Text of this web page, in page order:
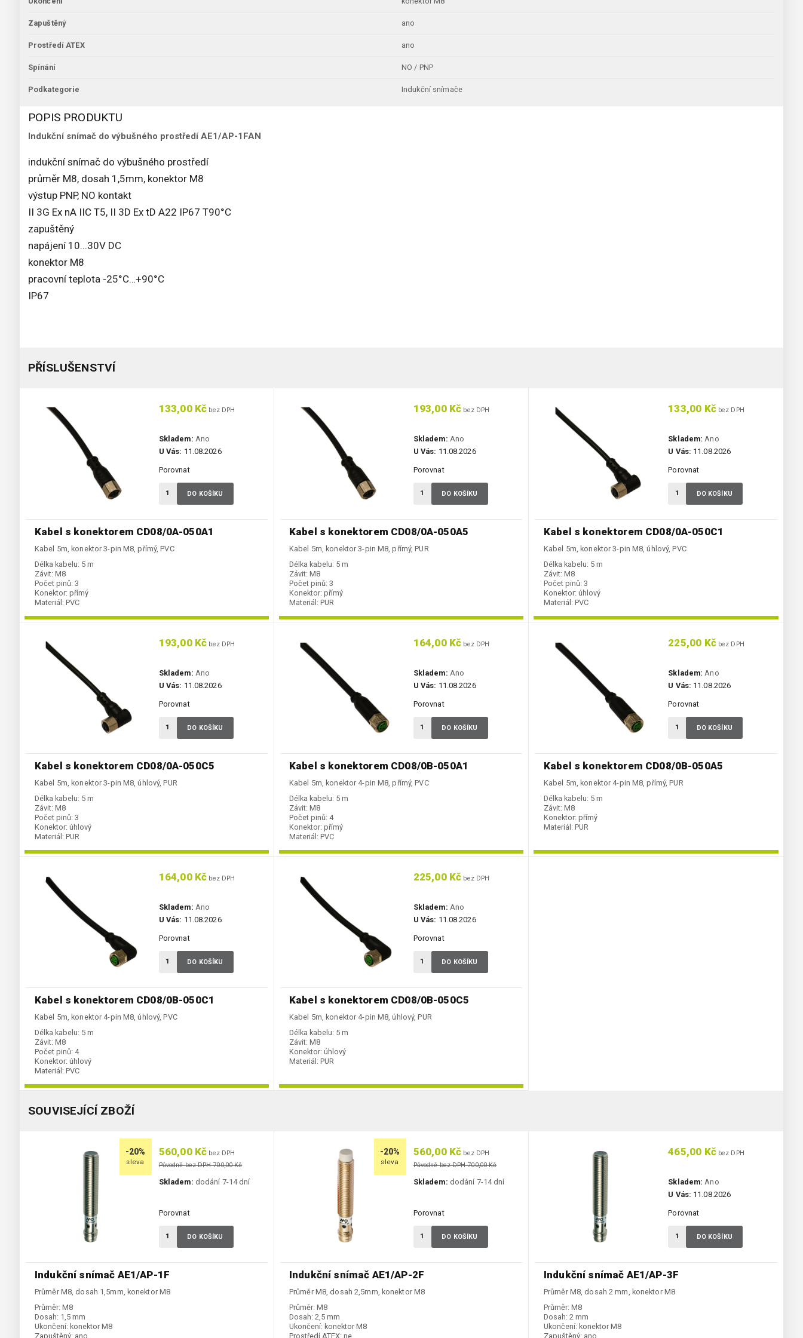
Zapuštěný ano
Prostředí ATEX ano
Spínání NO / PNP
Podkategorie Indukční snímače
POPIS PRODUKTU
Indukční snímač do výbušného prostředí AE1/AP-1FAN
indukční snímač do výbušného prostředí
průměr M8, dosah 1,5mm, konektor M8
výstup PNP, NO kontakt
II 3G Ex nA IIC T5, II 3D Ex tD A22 IP67 T90°C
zapuštěný
napájení 10...30V DC
konektor M8
pracovní teplota -25°C…+90°C
IP67
PŘÍSLUŠENSTVÍ
Kabel s konektorem CD08/0A-050A1
Kabel 5m, konektor 3-pin M8, přímý, PVC
Délka kabelu: 5 m
Závit: M8
Počet pinů: 3
Konektor: přímý
Materiál: PVC
133,00 Kč bez DPH
Skladem: Ano
U Vás: 11.08.2026
Porovnat
DO KOŠÍKU
Kabel s konektorem CD08/0A-050A5
Kabel 5m, konektor 3-pin M8, přímý, PUR
Délka kabelu: 5 m
Závit: M8
Počet pinů: 3
Konektor: přímý
Materiál: PUR
193,00 Kč bez DPH
Skladem: Ano
U Vás: 11.08.2026
Porovnat
DO KOŠÍKU
Kabel s konektorem CD08/0A-050C1
Kabel 5m, konektor 3-pin M8, úhlový, PVC
Délka kabelu: 5 m
Závit: M8
Počet pinů: 3
Konektor: úhlový
Materiál: PVC
133,00 Kčbez DPH
Skladem: Ano
U Vás: 11.08.2026
Porovnat
DO KOŠÍKU
Kabel s konektorem CD08/0A-050C5
Kabel 5m, konektor 3-pin M8, úhlový, PUR
Délka kabelu: 5 m
Závit: M8
Počet pinů: 3
Konektor: úhlový
Materiál: PUR
193,00 Kč bez DPH
Skladem: Ano
U Vás: 11.08.2026
Porovnat
DO KOŠÍKU
Kabel s konektorem CD08/0B-050A1
Kabel 5m, konektor 4-pin M8, přímý, PVC
Délka kabelu: 5 m
Závit: M8
Počet pinů: 4
Konektor: přímý
Materiál: PVC
164,00 Kč bez DPH
Skladem: Ano
U Vás: 11.08.2026
Porovnat
DO KOŠÍKU
Kabel s konektorem CD08/0B-050A5
Kabel 5m, konektor 4-pin M8, přímý, PUR
Délka kabelu: 5 m
Závit: M8
Konektor: přímý
Materiál: PUR
225,00 Kčbez DPH
Skladem: Ano
U Vás: 11.08.2026
Porovnat
DO KOŠÍKU
Kabel s konektorem CD08/0B-050C1
Kabel 5m, konektor 4-pin M8, úhlový, PVC
Délka kabelu: 5 m
Závit: M8
Počet pinů: 4
Konektor: úhlový
Materiál: PVC
164,00 Kč bez DPH
Skladem: Ano
U Vás: 11.08.2026
Porovnat
DO KOŠÍKU
Kabel s konektorem CD08/0B-050C5
Kabel 5m, konektor 4-pin M8, úhlový, PUR
Délka kabelu: 5 m
Závit: M8
Konektor: úhlový
Materiál: PUR
225,00 Kč bez DPH
Skladem: Ano
U Vás: 11.08.2026
Porovnat
DO KOŠÍKU
SOUVISEJÍCÍ ZBOŽÍ
-20%
sleva
Indukční snímač AE1/AP-1F
Průměr M8, dosah 1,5mm, konektor M8
Průměr: M8
Dosah: 1,5 mm
Ukončení: konektor M8
Zapuštěný: ano
560,00 Kč bez DPH
Původně bez DPH 700,00 Kč
Skladem: dodání 7-14 dní
Porovnat
DO KOŠÍKU
-20%
sleva
Indukční snímač AE1/AP-2F
Průměr M8, dosah 2,5mm, konektor M8
Průměr: M8
Dosah: 2,5 mm
Ukončení: konektor M8
Prostředí ATEX: ne
560,00 Kč bez DPH
Původně bez DPH 700,00 Kč
Skladem: dodání 7-14 dní
Porovnat
DO KOŠÍKU
Indukční snímač AE1/AP-3F
Průměr M8, dosah 2 mm, konektor M8
Průměr: M8
Dosah: 2 mm
Ukončení: konektor M8
Zapuštěný: ano
465,00 Kčbez DPH
Skladem: Ano
U Vás: 11.08.2026
Porovnat
DO KOŠÍKU